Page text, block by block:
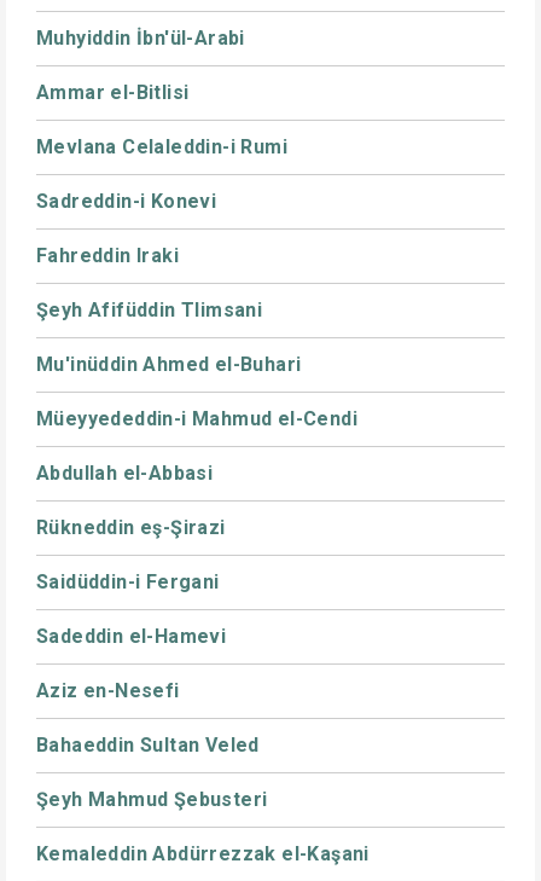
Muhyiddin İbn'ül-Arabi
Ammar el-Bitlisi
Mevlana Celaleddin-i Rumi
Sadreddin-i Konevi
Fahreddin Iraki
Şeyh Afifüddin Tlimsani
Mu'inüddin Ahmed el-Buhari
Müeyyededdin-i Mahmud el-Cendi
Abdullah el-Abbasi
Rükneddin eş-Şirazi
Saidüddin-i Fergani
Sadeddin el-Hamevi
Aziz en-Nesefi
Bahaeddin Sultan Veled
Şeyh Mahmud Şebusteri
Kemaleddin Abdürrezzak el-Kaşani